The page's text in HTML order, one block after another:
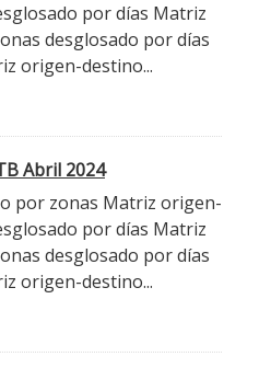
por días Matriz
desglosado por días
origen-destino...
Abril 2024
por zonas Matriz origen-
por días Matriz
desglosado por días
origen-destino...